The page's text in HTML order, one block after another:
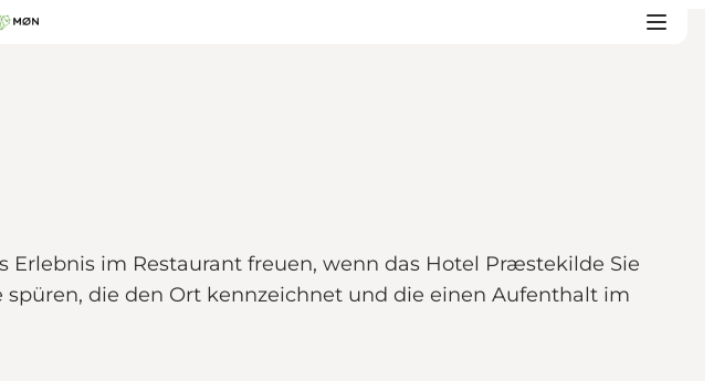
im Restaurant freuen, wenn das Hotel Præstekilde Sie
die den Ort kennzeichnet und die einen Aufenthalt im